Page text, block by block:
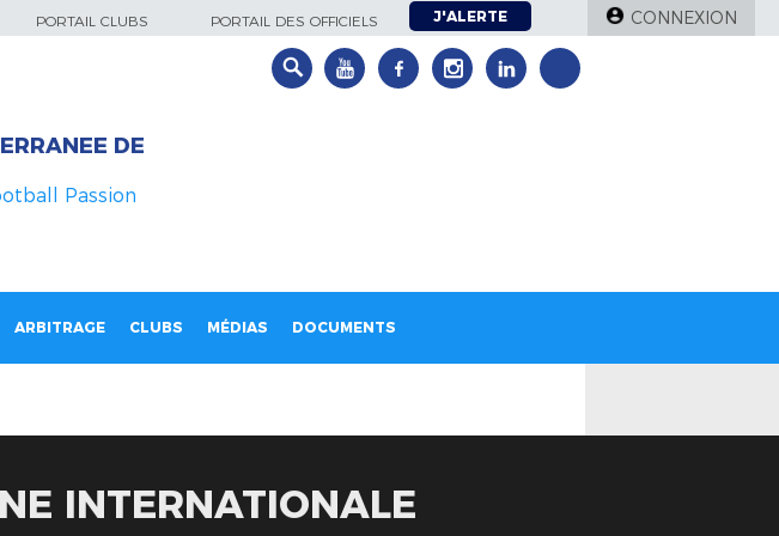
PORTAIL CLUBS PORTAIL DES OFFICIELS J'ALERTE CONNEXION
DE
Passion
ARBITRAGE CLUBS MÉDIAS DOCUMENTS
INTERNATIONALE